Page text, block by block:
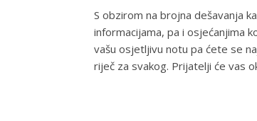
S obzirom na brojna dešavanja
informacijama, pa i osjećanjima
vašu osjetljivu notu pa ćete se
riječ za svakog. Prijatelji će vas